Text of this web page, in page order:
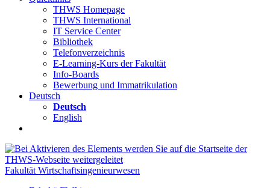
THWS Homepage
THWS International
IT Service Center
Bibliothek
Telefonverzeichnis
E-Learning-Kurs der Fakultät
Info-Boards
Bewerbung und Immatrikulation
Deutsch
Deutsch
English
Fakultät Wirtschaftsingenieurwesen